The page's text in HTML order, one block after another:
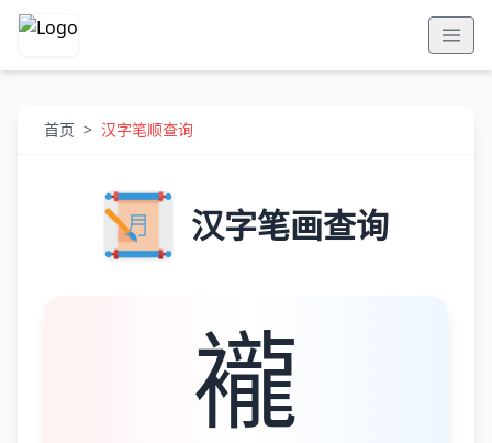
首页 > 汉字笔顺查询
汉字笔画查询
襱